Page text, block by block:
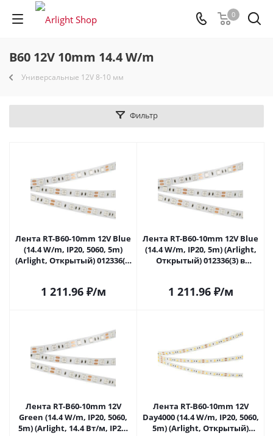
0
B60 12V 10mm 14.4 W/m
Универсальные 12V 8-10 мм
Фильтр
Лента RT-B60-10mm 12V Blue
(14.4 W/m, IP20, 5060, 5m)
(Arlight, Открытый) 012336(2)
1 211.96₽/м
Лента RT-B60-10mm 12V Blue
(14.4 W/m, IP20, 5m) (Arlight,
Открытый) 012336(3) в
1 211.96₽/м
Лента RT-B60-10mm 12V
Green (14.4 W/m, IP20, 5060,
5m) (Arlight, 14.4 Вт/м, IP20)
Лента RT-B60-10mm 12V
Day4000 (14.4 W/m, IP20, 5060,
5m) (Arlight, Открытый)